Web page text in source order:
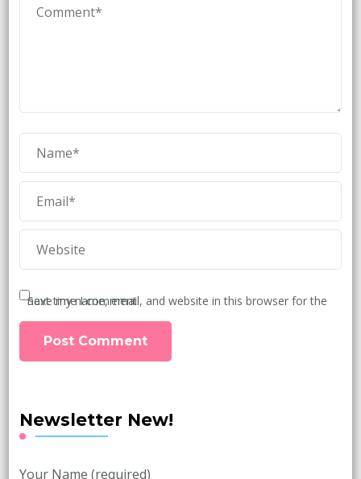
Save my name, email, and website in this browser for the next time I comment.
Newsletter New!
Your Name (required)